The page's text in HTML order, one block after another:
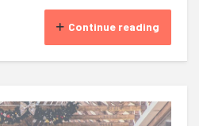
Continue reading